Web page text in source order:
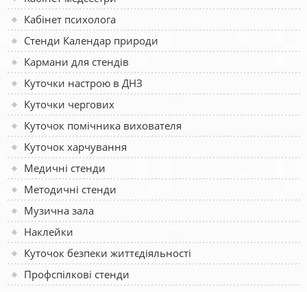
Кабінет психолога
Стенди Календар природи
Кармани для стендів
Куточки настрою в ДНЗ
Куточки чергових
Куточок помічника вихователя
Куточок харчування
Медичні стенди
Методичні стенди
Музична зала
Наклейки
Куточок безпеки життєдіяльності
Профспілкові стенди